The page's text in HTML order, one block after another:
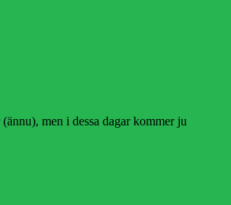
men i dessa dagar kommer ju